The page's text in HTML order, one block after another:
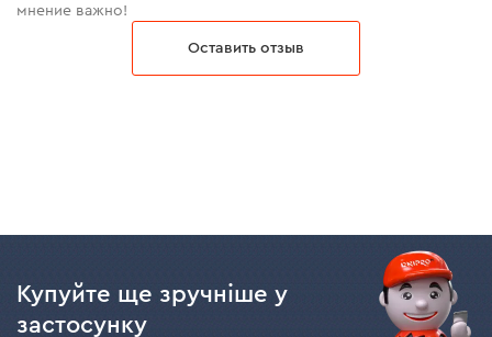
мнение важно!
Оставить отзыв
Купуйте ще зручніше у
застосунку